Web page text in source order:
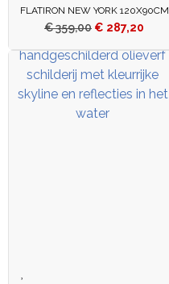
FLATIRON NEW YORK 120X90CM
€359,00 € 287,20